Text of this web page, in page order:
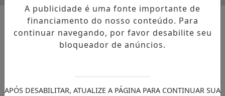
NOTÍCIAS/SANTANA
Santana inicia instalação de
monitoramento
A publicidade é uma fonte importante de
financiamento do nosso conteúdo. Para
continuar navegando, por favor desabilite seu
bloqueador de anúncios.
APÓS DESABILITAR, ATUALIZE A PÁGINA PARA CONTINUAR SUA